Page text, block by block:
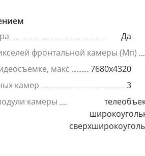
Да
фронтальной камеры (Мп)
макс
7680x4320
камер
3
камеры